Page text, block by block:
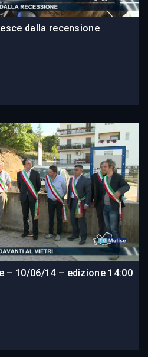
dalla recensione
– 10/06/14 – edizione 14:00